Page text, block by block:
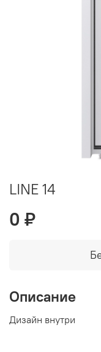
LINE 14
0 ₽
Описание
Дизайн внутри